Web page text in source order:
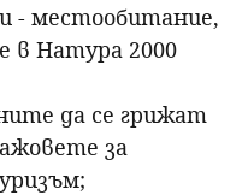
- местообитание,
в Натура 2000
да се грижат
за